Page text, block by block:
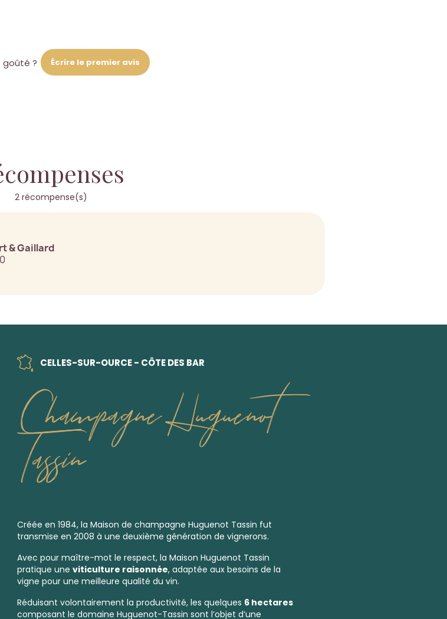
goûté ? Écrire le premier avis
2 récompense(s)
& Gaillard
CELLES-SUR-OURCE - CÔTE DES BAR
Champagne Huguenot
Tassin
Créée en 1984, la Maison de champagne Huguenot Tassin fut
transmise en 2008 à une deuxième génération de vignerons.
Avec pour maître-mot le respect, la Maison Huguenot Tassin
pratique une viticulture raisonnée, adaptée aux besoins de la
vigne pour une meilleure qualité du vin.
Réduisant volontairement la productivité, les quelques 6 hectares
composant le domaine Huguenot-Tassin sont l’objet d’une